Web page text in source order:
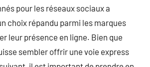
pour les réseaux sociaux a
choix répandu parmi les marques
leur présence en ligne. Bien que
sembler offrir une voie express